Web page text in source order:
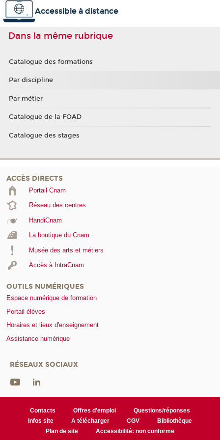
Accessible à distance
Dans la même rubrique
Catalogue des formations
Par discipline
Par métier
Catalogue de la FOAD
Catalogue des stages
ACCÈS DIRECTS
Portail Cnam
Réseau des centres
HandiCnam
La boutique du Cnam
Musée des arts et métiers
Accès à IntraCnam
OUTILS NUMÉRIQUES
Espace numérique de formation
Portail élèves
Horaires et lieux d'enseignement
Assistance numérique
RÉSEAUX SOCIAUX
Contacts Offres d'emploi
Questions/réponses
Infos site
A télécharger CGV
Bibliothèque
Plan de site
Accessibilité: non conforme